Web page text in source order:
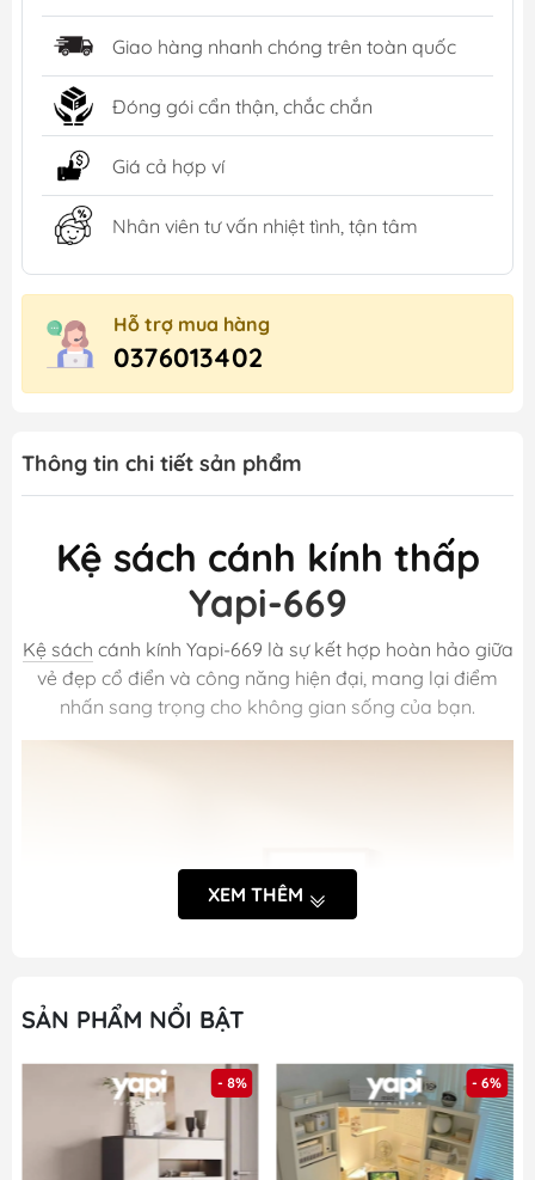
Giao hàng nhanh chóng trên toàn quốc
Đóng gói cẩn thận, chắc chắn
Giá cả hợp ví
Nhân viên tư vấn nhiệt tình, tận tâm
Hỗ trợ mua hàng
0376013402
Thông tin chi tiết sản phẩm
Kệ sách cánh kính thấp
Yapi-669
Kệ sách cánh kính Yapi-669 là sự kết hợp hoàn hảo giữa
vẻ đẹp cổ điển và công năng hiện đại, mang lại điểm
nhấn sang trọng cho không gian sống của bạn.
XEM THÊM
SẢN PHẨM NỔI BẬT
- 8% - 6%